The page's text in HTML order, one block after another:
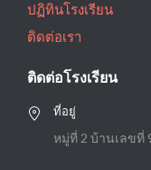
ปฏิทินโรงเรียน
ติดต่อเรา
ติดต่อโรงเรียน
ที่อยู่
หมู่ที่ 2 บ้านเลขที่